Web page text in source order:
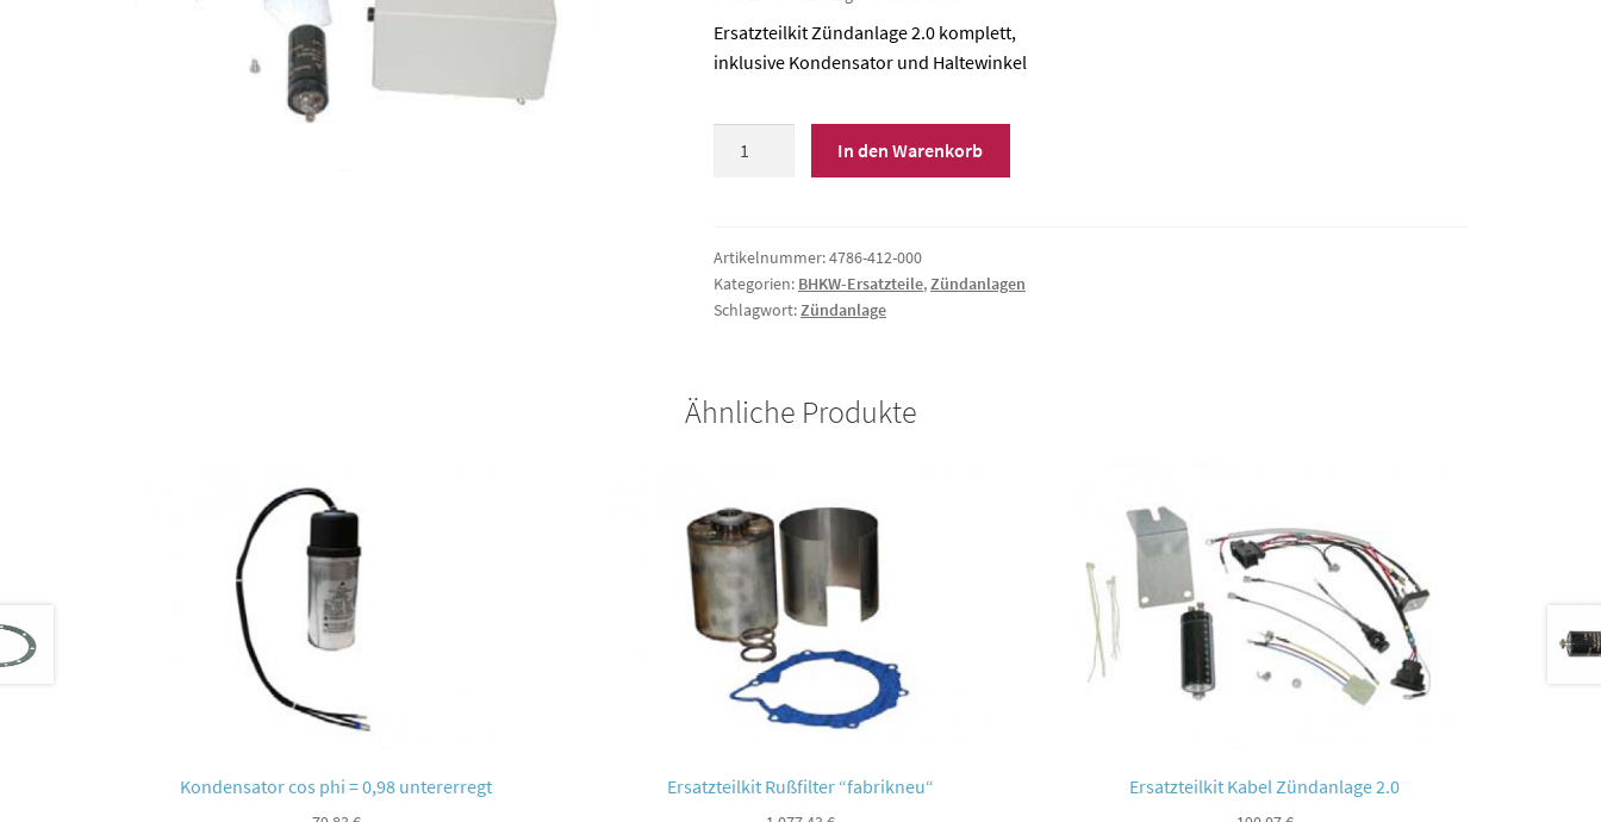
Ersatzteilkit Zündanlage 2.0 komplett,
inklusive Kondensator und Haltewinkel
In den Warenkorb
Artikelnummer:4786-412-000
Kategorien: BHKW-Ersatzteile,Zündanlagen
Schlagwort:Zündanlage
Ähnliche Produkte
Kondensator cos phi = 0,98 untererregt Ersatzteilkit Rußfilter “fabrikneu“ Ersatzteilkit Kabel Zündanlage 2.0